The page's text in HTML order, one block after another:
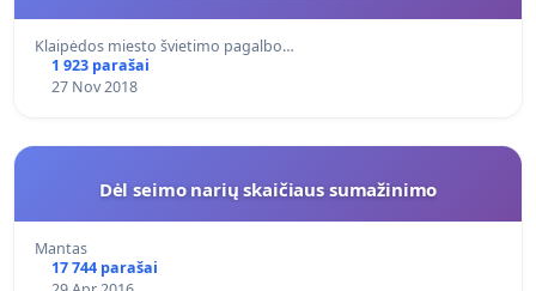
Klaipėdos miesto švietimo pagalbo…
1 923 parašai
27 Nov 2018
Dėl seimo narių skaičiaus sumažinimo
Mantas
17 744 parašai